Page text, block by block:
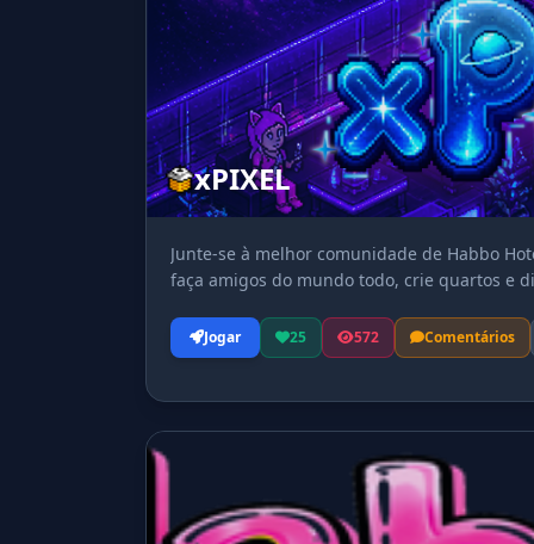
xPIXEL
Junte-se à melhor comunidade de Habbo
faça amigos do mundo todo, crie quartos e
Jogar 25 572 Comentários